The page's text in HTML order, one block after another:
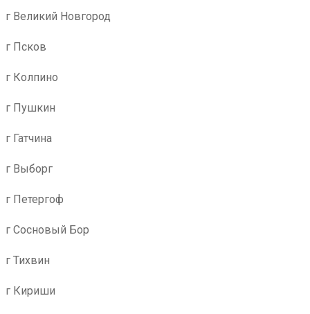
г Великий Новгород
г Псков
г Колпино
г Пушкин
г Гатчина
г Выборг
г Петергоф
г Сосновый Бор
г Тихвин
г Кириши